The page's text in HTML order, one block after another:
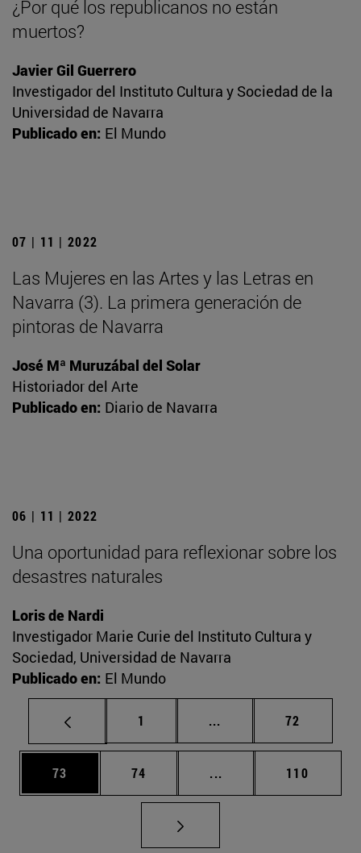
¿Por qué los republicanos no están
muertos?
Javier Gil Guerrero
Investigador del Instituto Cultura y Sociedad de la
Universidad de Navarra
Publicado en: El Mundo
07 | 11 | 2022
Las Mujeres en las Artes y las Letras en
Navarra (3). La primera generación de
pintoras de Navarra
José Mª Muruzábal del Solar
Historiador del Arte
Publicado en: Diario de Navarra
06 | 11 | 2022
Una oportunidad para reflexionar sobre los
desastres naturales
Loris de Nardi
Investigador Marie Curie del Instituto Cultura y
Sociedad, Universidad de Navarra
Publicado en: El Mundo
Página
1 ... Páginas intermedias
Página
72
Página
73 Página
74 ... Páginas intermedias
Página
110